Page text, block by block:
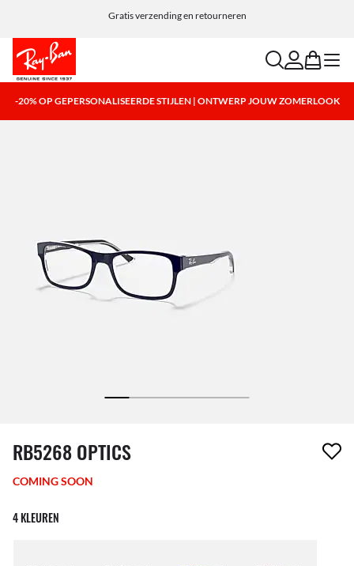
Gratis verzending en retourneren
Personaliseer je zonnebril en voeg gratis een gravure toe
searchaccount
bag menu
-20% OP GEPERSONALISEERDE STIJLEN | ONTWERP JOUW ZOMERLOOK
1 item is uit je verlanglijst verwijderd
RB5268 OPTICS
COMING SOON
4 KLEUREN